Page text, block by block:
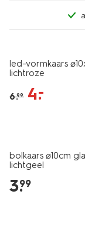
led-vormkaars
lichtroze
6.99 4.
–
bolkaars ⌀10cm
lichtgeel
3.
99